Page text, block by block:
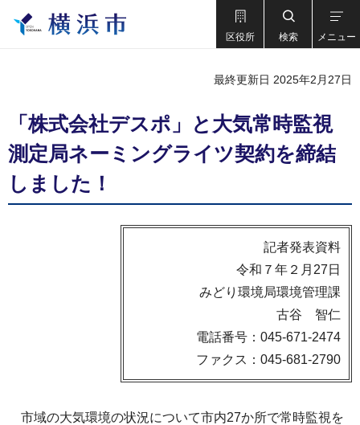
区役所 検索 メニュー
最終更新日 2025年2月27日
「株式会社デスポ」と大気常時監視
測定局ネーミングライツ契約を締結
しました！
記者発表資料
令和７年２月27日
みどり環境局環境管理課
古谷 智仁
電話番号：045-671-2474
ファクス：045-681-2790
市域の大気環境の状況について市内27か所で常時監視を